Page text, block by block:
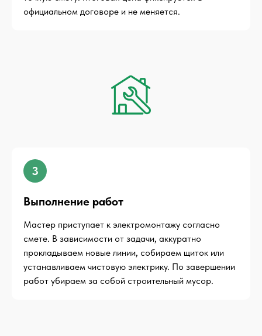
официальном договоре и не меняется.
3
Выполнение работ
Мастер приступает к электромонтажу согласно
смете. В зависимости от задачи, аккуратно
прокладываем новые линии, собираем щиток или
устанавливаем чистовую электрику. По завершении
работ убираем за собой строительный мусор.